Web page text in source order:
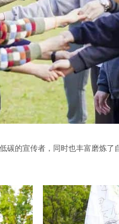
碳的宣传者，同时也丰富磨炼了